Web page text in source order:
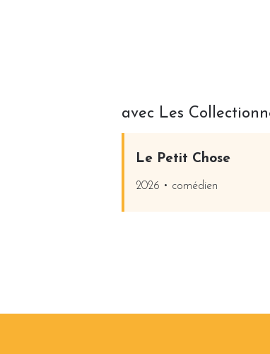
avec Les
Le Petit Chose
2026 • comédien